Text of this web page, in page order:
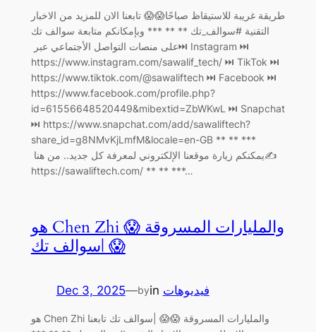
طريقة غريبة للاستيقاظ صباحًا😱😱 تابعنا الان للمزيد من الاخبار
التقنية #سوالف_تك ** ** *** وبإمكانكم متابعة سوالف تك
على منصات التواصل الأجتماعي عبر ‏⏭ Instagram ⏭
https://www.instagram.com/sawalif_tech/ ‏⏭ TikTok ⏭
https://www.tiktok.com/@sawaliftech ‏⏭ Facebook ⏭
https://www.facebook.com/profile.php?
id=61556648520449&mibextid=ZbWKwL ‏⏭ Snapchat
⏭ https://www.snapchat.com/add/sawaliftech?
share_id=g8NMvKjLmfM&locale=en-GB ** ** ***
يمكنكم زيارة موقعنا الإلكتروني لمعرفة كل جديد.. من هنا ‏✍️
https://sawaliftech.com/ ** ** ***…
هو Chen Zhi والمليارات المسروقة 😱
😱 |سوالف تك
Dec 3, 2025—byin فيديوهات
هو Chen Zhi والمليارات المسروقة 😱😱 |سوالف تك تابعنا